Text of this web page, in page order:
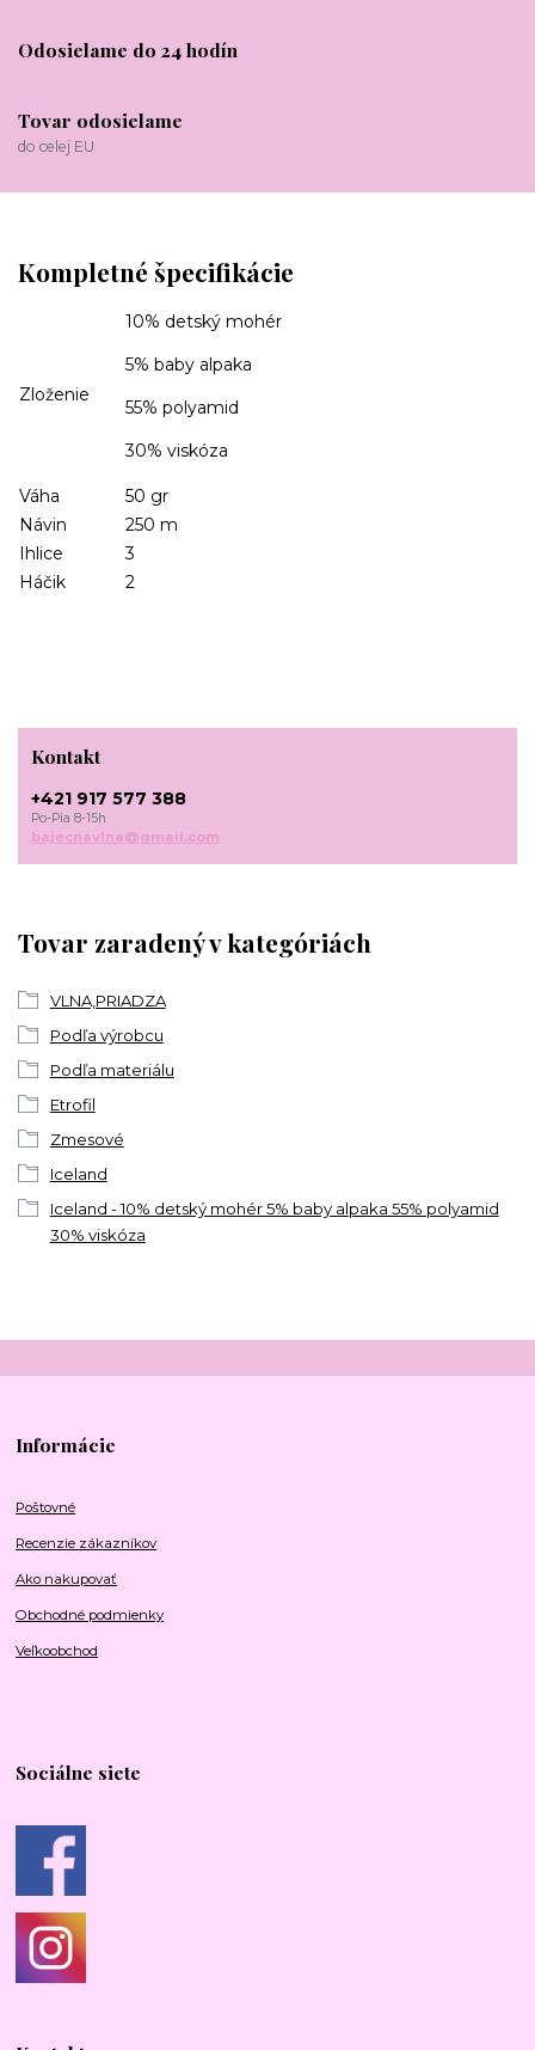
Odosielame do 24 hodín
Tovar odosielame
do celej EU
Kompletné špecifikácie
Zloženie
10% detský mohér
5% baby alpaka
55% polyamid
30% viskóza
Váha
50 gr
Návin
250 m
Ihlice
3
Háčik
2
Tovar zaradený v kategóriách
VLNA,PRIADZA
Podľa výrobcu
Podľa materiálu
Etrofil
Zmesové
Iceland
Iceland - 10% detský mohér 5% baby alpaka 55% polyamid
30% viskóza
Kontakt
+421 917 577 388
Po-Pia 8-15h
bajecnavlna@gmail.com
Informácie
Poštovné
Recenzie zákazníkov
Ako nakupovať
Obchodné podmienky
Veľkoobchod
Sociálne siete